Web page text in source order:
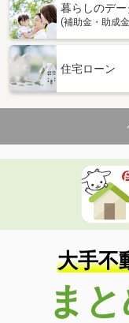
暮らしのデー
(補助金・助成
住宅ローン
大手不
ま